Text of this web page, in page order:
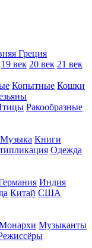
Греция
19 век 20 век 21 век
Копытные Кошки
Ракообразные
Музыка Книги
Одежда
Индия
Китай США
Музыканты